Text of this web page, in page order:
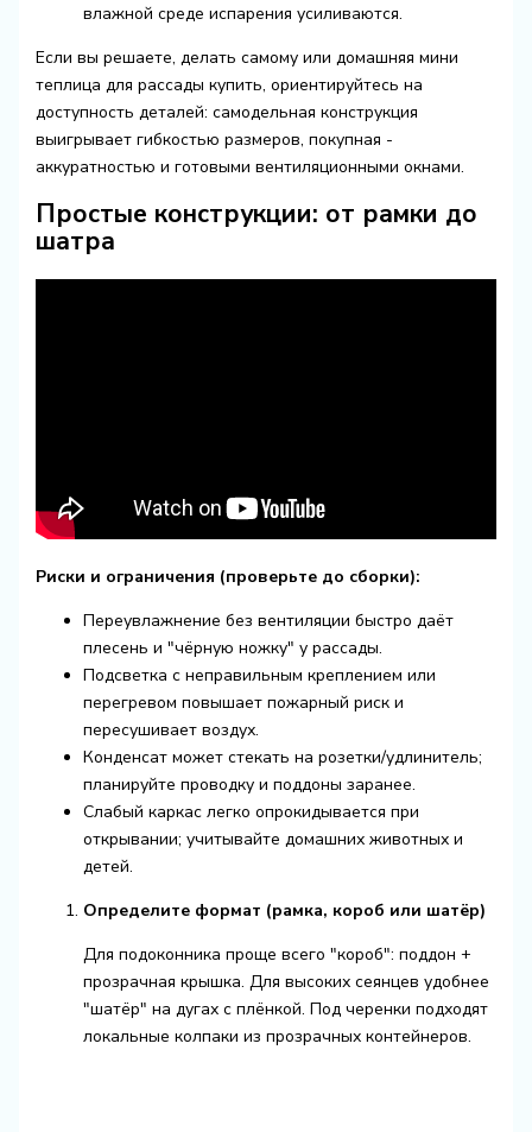
влажной среде испарения усиливаются.
Если вы решаете, делать самому или домашняя мини
теплица для рассады купить, ориентируйтесь на
доступность деталей: самодельная конструкция
выигрывает гибкостью размеров, покупная -
аккуратностью и готовыми вентиляционными окнами.
Простые конструкции: от рамки до
шатра
Риски и ограничения (проверьте до сборки):
Переувлажнение без вентиляции быстро даёт
плесень и "чёрную ножку" у рассады.
Подсветка с неправильным креплением или
перегревом повышает пожарный риск и
пересушивает воздух.
Конденсат может стекать на розетки/удлинитель;
планируйте проводку и поддоны заранее.
Слабый каркас легко опрокидывается при
открывании; учитывайте домашних животных и
детей.
Определите формат (рамка, короб или шатёр)
Для подоконника проще всего "короб": поддон +
прозрачная крышка. Для высоких сеянцев удобнее
"шатёр" на дугах с плёнкой. Под черенки подходят
локальные колпаки из прозрачных контейнеров.